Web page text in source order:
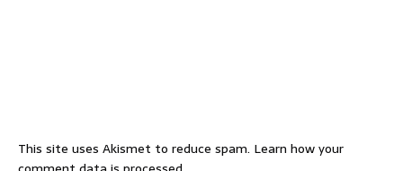
This site uses Akismet to reduce spam. Learn how your